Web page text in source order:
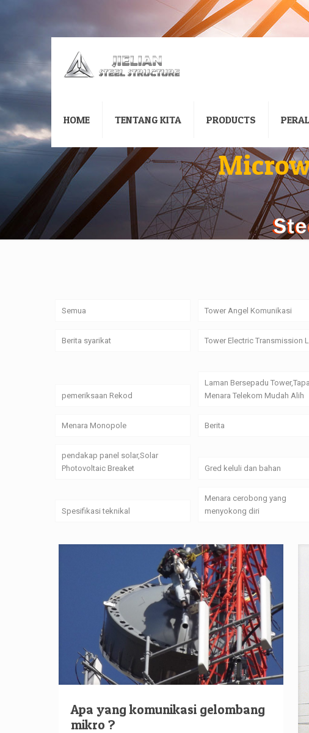
HOME TENTANG KITA PRODUCTS
Semua Tower Angel Komunikasi
Berita syarikat Tower Electric Transmission
pemeriksaan Rekod
Laman Bersepadu
Menara Telekom Mudah Alih
Menara Monopole Berita
pendakap panel solar,Solar
Photovoltaic Breaket
Gred keluli dan bahan
Spesifikasi teknikal
Menara cerobong yang
menyokong diri
Apa yang komunikasi gelombang
mikro ?